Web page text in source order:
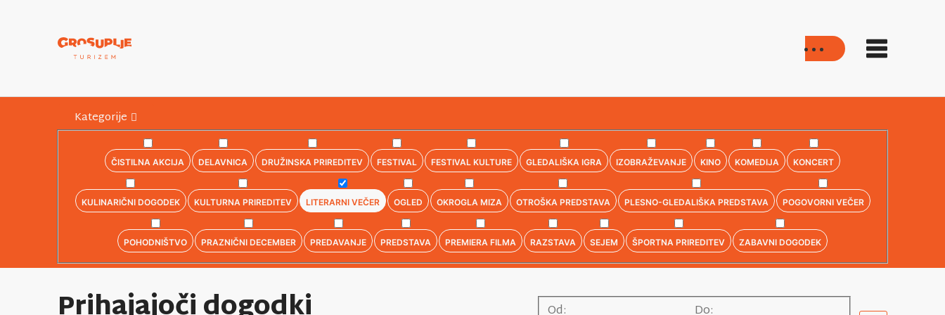
Kategorije
ČISTILNA AKCIJA DELAVNICA DRUŽINSKA PRIREDITEV FESTIVAL FESTIVAL KULTURE GLEDALIŠKA IGRA IZOBRAŽEVANJE KINO KOMEDIJA KONCERT
KULINARIČNI DOGODEK KULTURNA PRIREDITEV LITERARNI VEČER OGLED OKROGLA MIZA OTROŠKA PREDSTAVA PLESNO-GLEDALIŠKA PREDSTAVA POGOVORNI VEČER
POHODNIŠTVO PRAZNIČNI DECEMBER PREDAVANJE PREDSTAVA PREMIERA FILMA RAZSTAVA SEJEM ŠPORTNA PRIREDITEV ZABAVNI DOGODEK